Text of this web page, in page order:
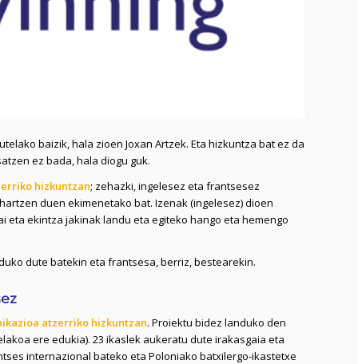
baizik, hala zioen Joxan Artzek. Eta hizkuntza bat ez da
ez bada, hala diogu guk.
hizkuntzan; zehazki, ingelesez eta frantsesez
duen ekimenetako bat. Izenak (ingelesez) dioen
eta ekintza jakinak landu eta egiteko hango eta hemengo
dute batekin eta frantsesa, berriz, bestearekin.
atzerriko hizkuntzan. Proiektu bidez landuko den
ere edukia). 23 ikaslek aukeratu dute irakasgaia eta
internazional bateko eta Poloniako batxilergo-ikastetxe